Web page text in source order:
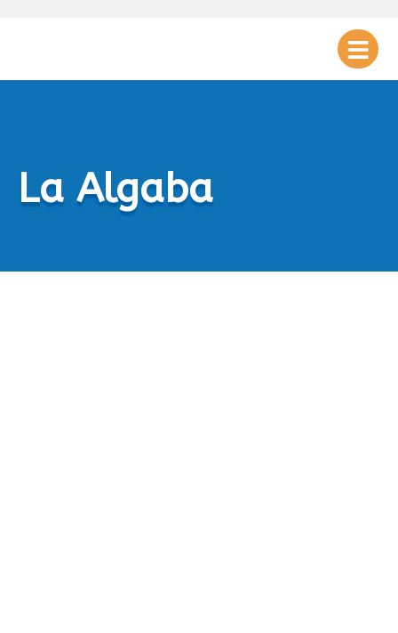
La Algaba